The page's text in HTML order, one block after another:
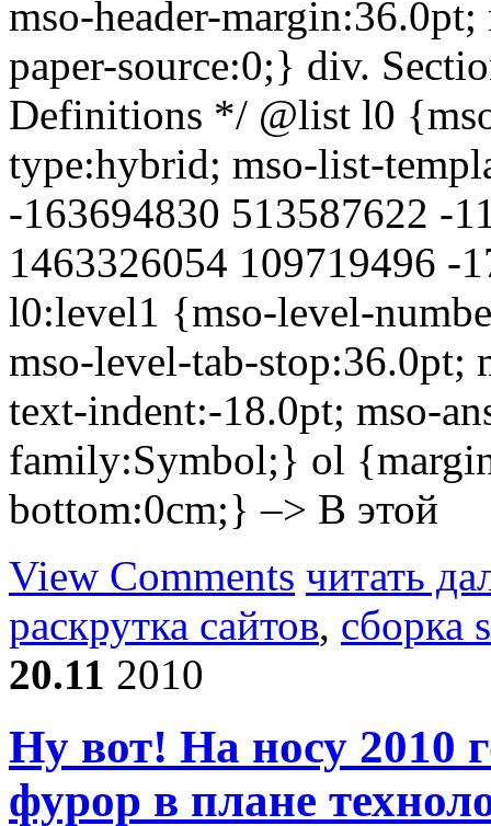
mso-header-
paper-source:0;} div.
Definitions */ @list l0
type:hybrid; mso-list-
-163694830 513587622 -
1463326054 109719496 -
l0:level1 {mso-level-
mso-level-tab-stop:36.0pt;
text-indent:-18.0pt; mso-
family:Symbol;} ol
bottom:0cm;} –> В этой
View Comments читать
раскрутка сайтов, сборка
20.11 2010
Ну вот! На носу 2010
фурор в плане